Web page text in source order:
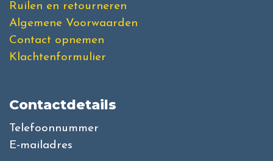
Ruilen en retourneren
Algemene Voorwaarden
Contact opnemen
Klachtenformulier
Contactdetails
Telefoonnummer
E-mailadres